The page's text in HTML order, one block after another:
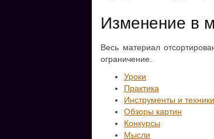
Изменение в
Весь материал
ограничение.
Уроки
Практика
Инструменты и техники
Обзоры картин
Конкурсы
Мысли